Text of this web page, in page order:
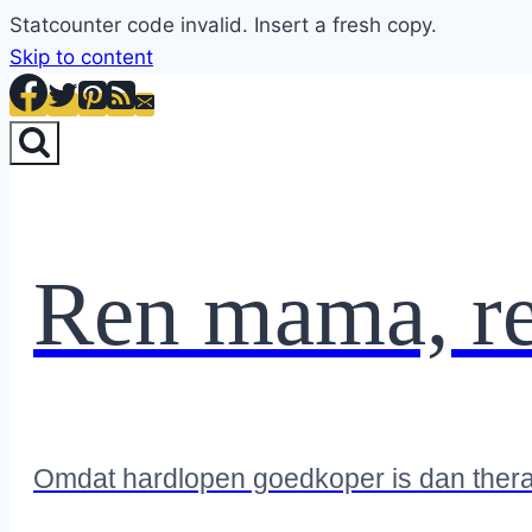
Statcounter code invalid. Insert a fresh copy.
Skip to content
Ren mama,
Omdat hardlopen goedkoper is dan